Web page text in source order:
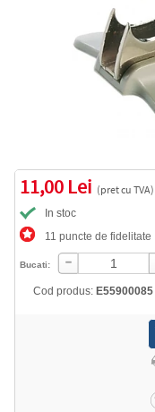
11,00 Lei (pret cu TVA)
In stoc
11 puncte de fidelitate
Bucati:
Cod produs: E55900085